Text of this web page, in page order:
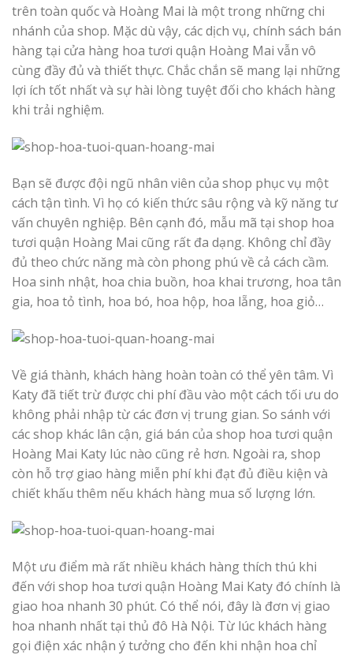
trên toàn quốc và Hoàng Mai là một trong những chi
nhánh của shop. Mặc dù vậy, các dịch vụ, chính sách bán
hàng tại cửa hàng hoa tươi quận Hoàng Mai vẫn vô
cùng đầy đủ và thiết thực. Chắc chắn sẽ mang lại những
lợi ích tốt nhất và sự hài lòng tuyệt đối cho khách hàng
khi trải nghiệm.
Bạn sẽ được đội ngũ nhân viên của shop phục vụ một
cách tận tình. Vì họ có kiến thức sâu rộng và kỹ năng tư
vấn chuyên nghiệp. Bên cạnh đó, mẫu mã tại shop hoa
tươi quận Hoàng Mai cũng rất đa dạng. Không chỉ đầy
đủ theo chức năng mà còn phong phú về cả cách cầm.
Hoa sinh nhật, hoa chia buồn, hoa khai trương, hoa tân
gia, hoa tỏ tình, hoa bó, hoa hộp, hoa lẵng, hoa giỏ…
Về giá thành, khách hàng hoàn toàn có thể yên tâm. Vì
Katy đã tiết trừ được chi phí đầu vào một cách tối ưu do
không phải nhập từ các đơn vị trung gian. So sánh với
các shop khác lân cận, giá bán của shop hoa tươi quận
Hoàng Mai Katy lúc nào cũng rẻ hơn. Ngoài ra, shop
còn hỗ trợ giao hàng miễn phí khi đạt đủ điều kiện và
chiết khấu thêm nếu khách hàng mua số lượng lớn.
Một ưu điểm mà rất nhiều khách hàng thích thú khi
đến với shop hoa tươi quận Hoàng Mai Katy đó chính là
giao hoa nhanh 30 phút. Có thể nói, đây là đơn vị giao
hoa nhanh nhất tại thủ đô Hà Nội. Từ lúc khách hàng
gọi điện xác nhận ý tưởng cho đến khi nhận hoa chỉ